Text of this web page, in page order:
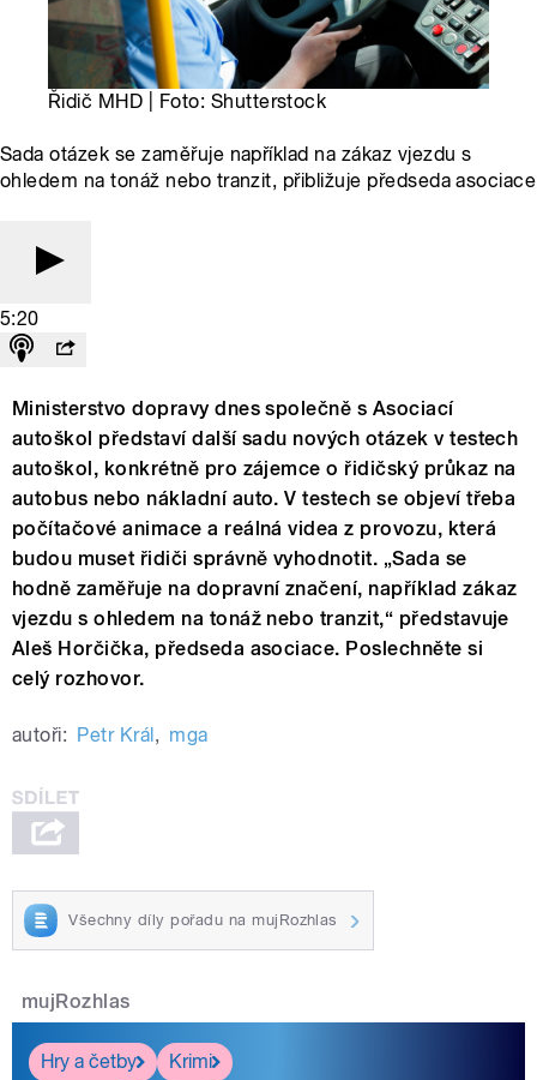
Řidič MHD | Foto: Shutterstock
Sada otázek se zaměřuje například na zákaz vjezdu s
ohledem na tonáž nebo tranzit, přibližuje předseda asociace
5:20
Ministerstvo dopravy dnes společně s Asociací
autoškol představí další sadu nových otázek v testech
autoškol, konkrétně pro zájemce o řidičský průkaz na
autobus nebo nákladní auto. V testech se objeví třeba
počítačové animace a reálná videa z provozu, která
budou muset řidiči správně vyhodnotit. „Sada se
hodně zaměřuje na dopravní značení, například zákaz
vjezdu s ohledem na tonáž nebo tranzit,“ představuje
Aleš Horčička, předseda asociace. Poslechněte si
celý rozhovor.
autoři: Petr Král , mga
Všechny díly pořadu na mujRozhlas
mujRozhlas
Hry a četby
Krimi